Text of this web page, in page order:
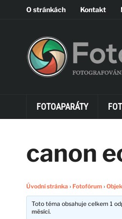
O stránkách Kontakt
FOTOAPARÁTY
canon
Úvodní stránka › Fotofórum ›
Toto téma obsahuje celkem 1
měsíci.